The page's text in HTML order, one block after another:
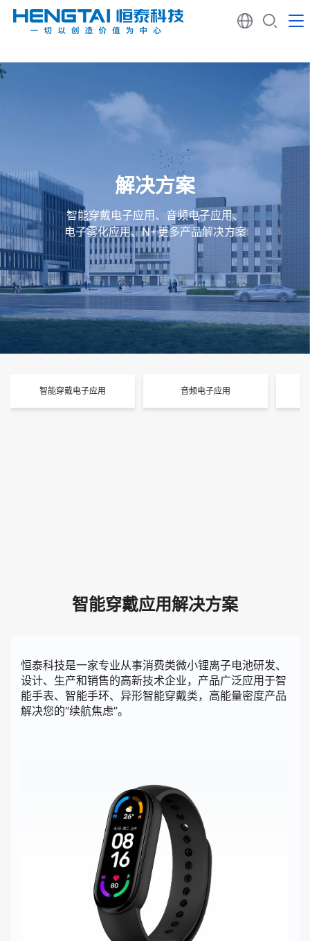
解决方案
智能穿戴电子应用、音频电子应用、
电子雾化应用、N+更多产品解决方案
智能穿戴电子应用 音频电子应用
智能穿戴应用解决方案
恒泰科技是一家专业从事消费类微小锂离子电池研发、
设计、生产和销售的高新技术企业，产品广泛应用于智
能手表、智能手环、异形智能穿戴类，高能量密度产品
解决您的“续航焦虑”。